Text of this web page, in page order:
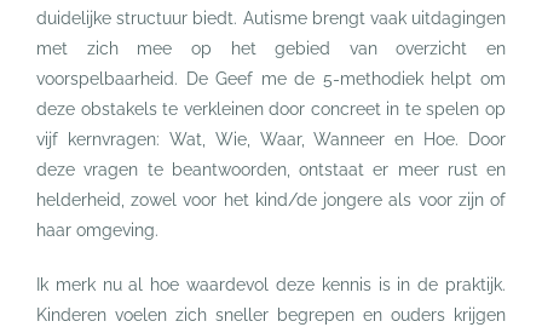
duidelijke structuur biedt. Autisme brengt vaak uitdagingen
met zich mee op het gebied van overzicht en
voorspelbaarheid. De Geef me de 5-methodiek helpt om
deze obstakels te verkleinen door concreet in te spelen op
vijf kernvragen: Wat, Wie, Waar, Wanneer en Hoe. Door
deze vragen te beantwoorden, ontstaat er meer rust en
helderheid, zowel voor het kind/de jongere als voor zijn of
haar omgeving.
Ik merk nu al hoe waardevol deze kennis is in de praktijk.
Kinderen voelen zich sneller begrepen en ouders krijgen